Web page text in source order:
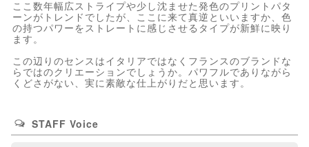
ここ数年幅広ストライプや少し沈ませた発色のプリントパタ
ーンがトレンドでしたが、ここに来て真逆といいますか、色
の持つパワーをストレートに感じさせるタイプが新鮮に映り
ます。
この辺りのセンスはイタリアではなくフランスのブランドな
らではのクリエーションでしょうか。パワフルでありながら
くどさがない、実に素敵な仕上がりだと思います。
STAFF Voice